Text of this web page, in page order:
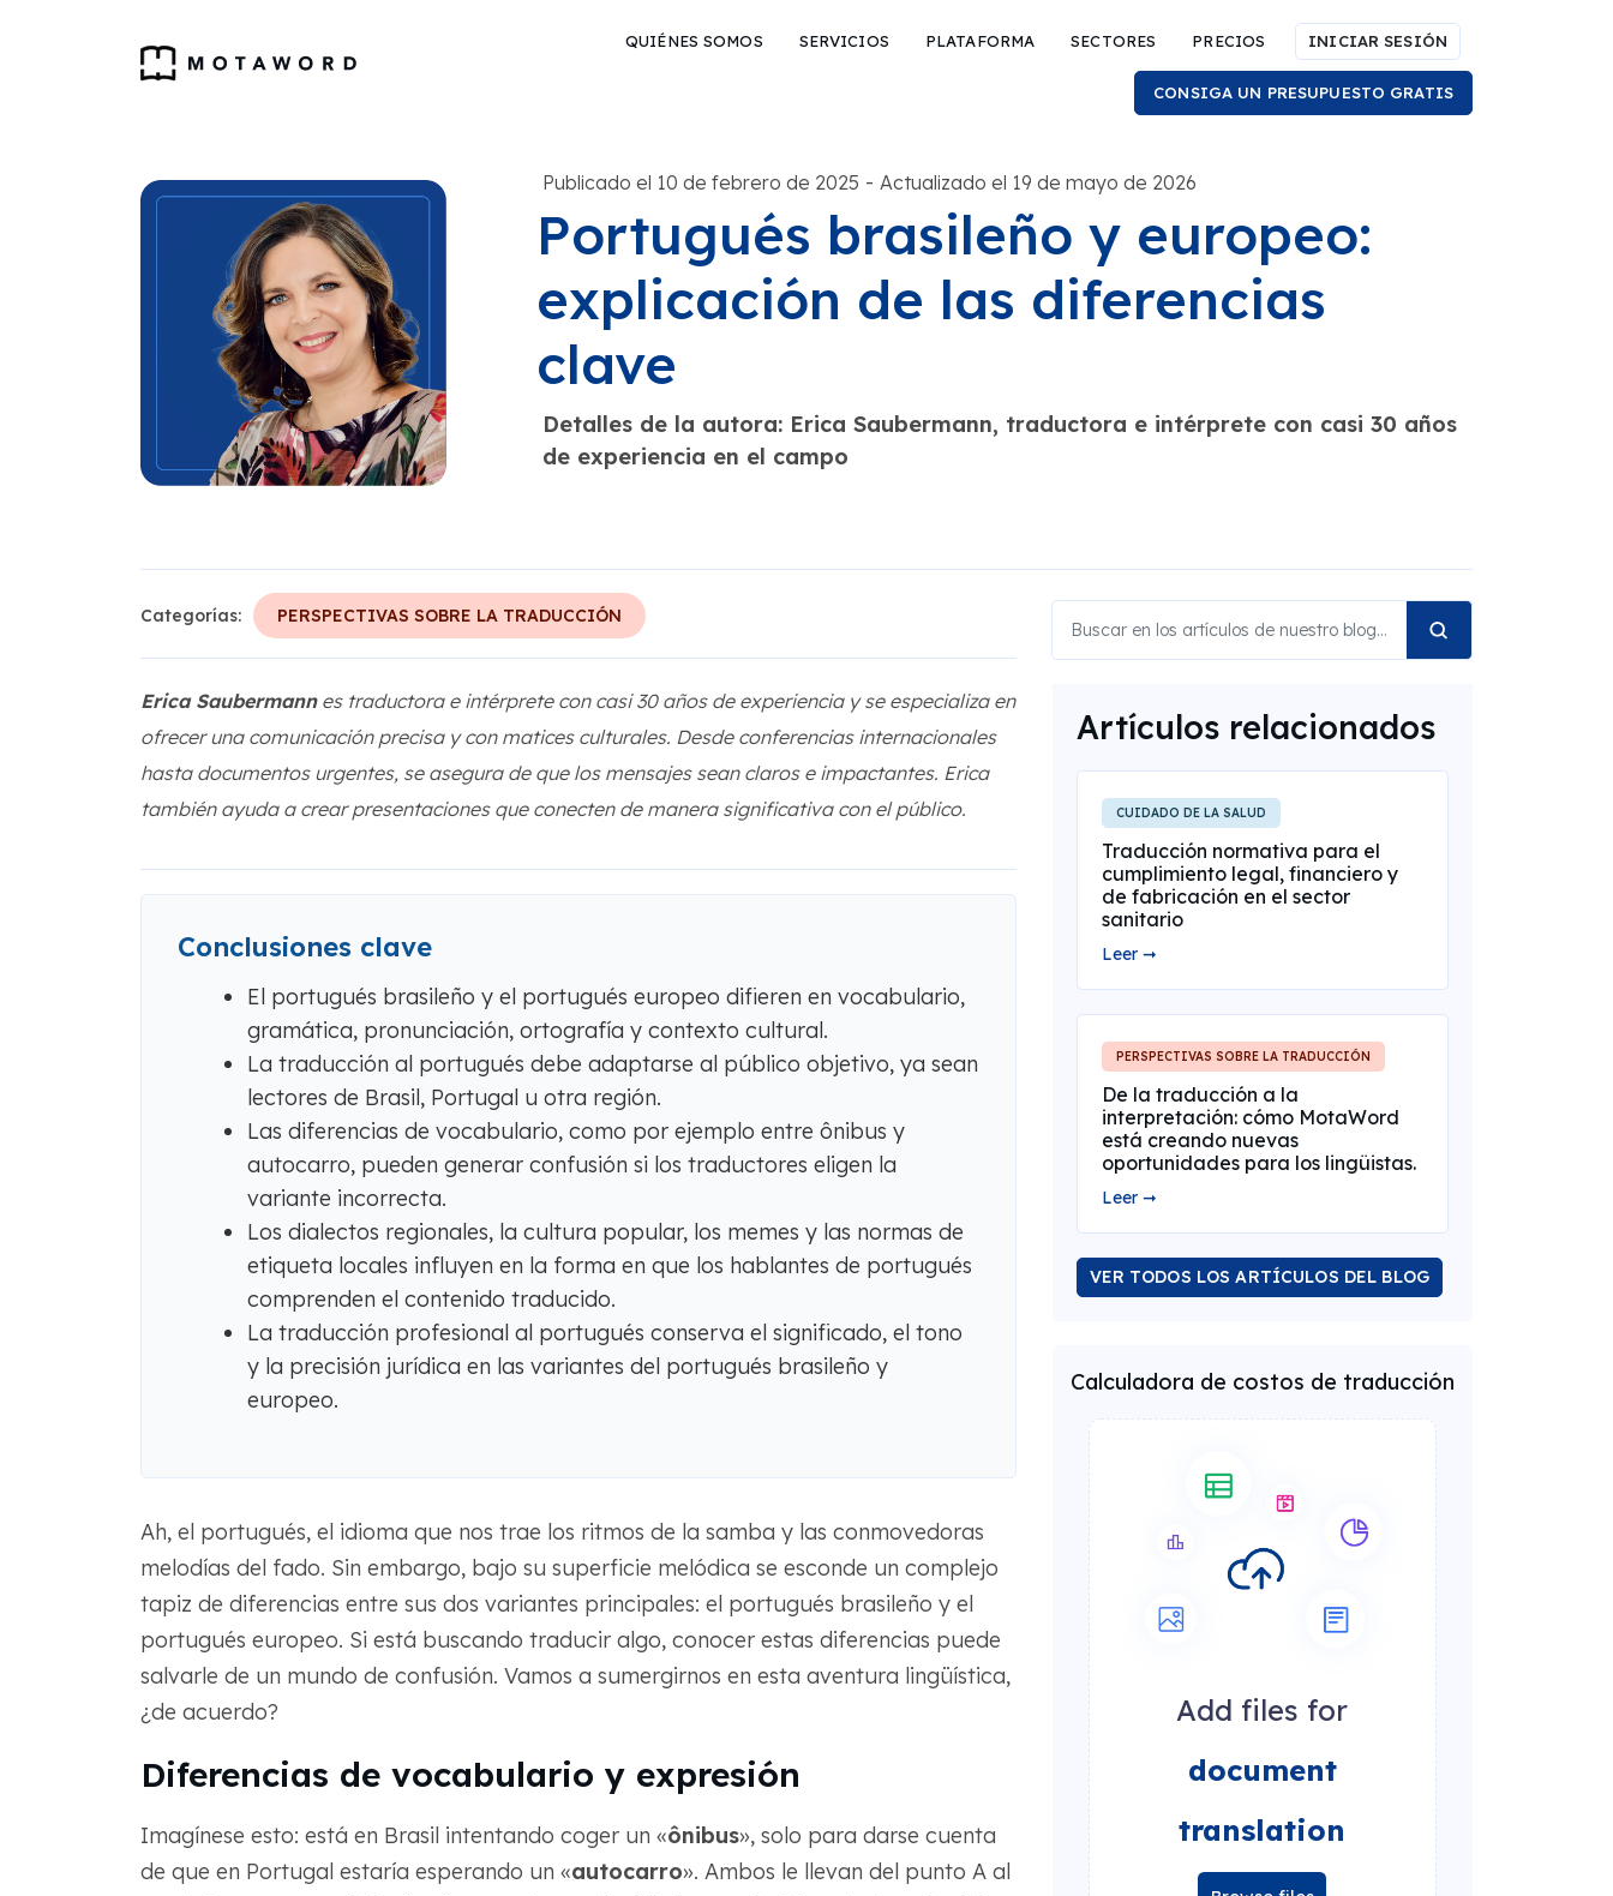
QUIÉNES SOMOS SERVICIOS PLATAFORMA SECTORES PRECIOS INICIAR SESIÓN
CONSIGA UN PRESUPUESTO GRATIS
Publicado el 10 de febrero de 2025 - Actualizado el 19 de mayo de 2026
Portugués brasileño y europeo:
explicación de las diferencias
clave
Detalles de la autora: Erica Saubermann, traductora e intérprete con casi 30 años
de experiencia en el campo
Categorías: PERSPECTIVAS SOBRE LA TRADUCCIÓN
Erica Saubermannes traductora e intérprete con casi 30 años de experiencia y se especializa en
ofrecer una comunicación precisa y con matices culturales. Desde conferencias internacionales
hasta documentos urgentes, se asegura de que los mensajes sean claros e impactantes. Erica
también ayuda a crear presentaciones que conecten de manera significativa con el público.
Conclusiones clave
El portugués brasileño y el portugués europeo difieren en vocabulario,
gramática, pronunciación, ortografía y contexto cultural.
La traducción al portugués debe adaptarse al público objetivo, ya sean
lectores de Brasil, Portugal u otra región.
Las diferencias de vocabulario, como por ejemplo entre ônibus y
autocarro, pueden generar confusión si los traductores eligen la
variante incorrecta.
Los dialectos regionales, la cultura popular, los memes y las normas de
etiqueta locales influyen en la forma en que los hablantes de portugués
comprenden el contenido traducido.
La traducción profesional al portugués conserva el significado, el tono
y la precisión jurídica en las variantes del portugués brasileño y
europeo.
Ah, el portugués, el idioma que nos trae los ritmos de la samba y las conmovedoras
melodías del fado. Sin embargo, bajo su superficie melódica se esconde un complejo
tapiz de diferencias entre sus dos variantes principales: el portugués brasileño y el
portugués europeo. Si está buscando traducir algo, conocer estas diferencias puede
salvarle de un mundo de confusión. Vamos a sumergirnos en esta aventura lingüística,
¿de acuerdo?
Diferencias de vocabulario y expresión
Imagínese esto: está en Brasil intentando coger un «ônibus», solo para darse cuenta
de que en Portugal estaría esperando un «autocarro». Ambos le llevan del punto A al
Artículos relacionados
CUIDADO DE LA SALUD
Traducción normativa para el
cumplimiento legal, financiero y
de fabricación en el sector
sanitario
Leer ➞
PERSPECTIVAS SOBRE LA TRADUCCIÓN
De la traducción a la
interpretación: cómo MotaWord
está creando nuevas
oportunidades para los lingüistas.
Leer ➞
VER TODOS LOS ARTÍCULOS DEL BLOG
Calculadora de costos de traducción
Add files for
document
translation